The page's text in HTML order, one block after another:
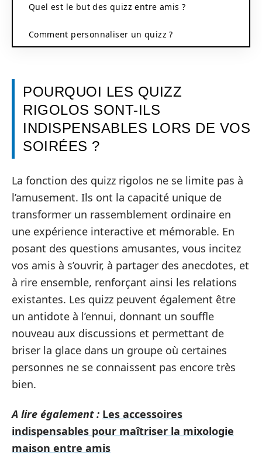
Quel est le but des quizz entre amis ?
Comment personnaliser un quizz ?
POURQUOI LES QUIZZ
RIGOLOS SONT-ILS
INDISPENSABLES LORS DE VOS
SOIRÉES ?
La fonction des quizz rigolos ne se limite pas à
l’amusement. Ils ont la capacité unique de
transformer un rassemblement ordinaire en
une expérience interactive et mémorable. En
posant des questions amusantes, vous incitez
vos amis à s’ouvrir, à partager des anecdotes, et
à rire ensemble, renforçant ainsi les relations
existantes. Les quizz peuvent également être
un antidote à l’ennui, donnant un souffle
nouveau aux discussions et permettant de
briser la glace dans un groupe où certaines
personnes ne se connaissent pas encore très
bien.
A lire également : Les accessoires
indispensables pour maîtriser la mixologie
maison entre amis